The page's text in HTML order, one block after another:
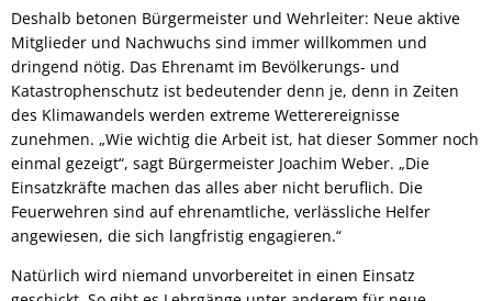
Deshalb betonen Bürgermeister und Wehrleiter: Neue aktive
Mitglieder und Nachwuchs sind immer willkommen und
dringend nötig. Das Ehrenamt im Bevölkerungs- und
Katastrophenschutz ist bedeutender denn je, denn in Zeiten
des Klimawandels werden extreme Wetterereignisse
zunehmen. „Wie wichtig die Arbeit ist, hat dieser Sommer noch
einmal gezeigt“, sagt Bürgermeister Joachim Weber. „Die
Einsatzkräfte machen das alles aber nicht beruflich. Die
Feuerwehren sind auf ehrenamtliche, verlässliche Helfer
angewiesen, die sich langfristig engagieren.“
Natürlich wird niemand unvorbereitet in einen Einsatz